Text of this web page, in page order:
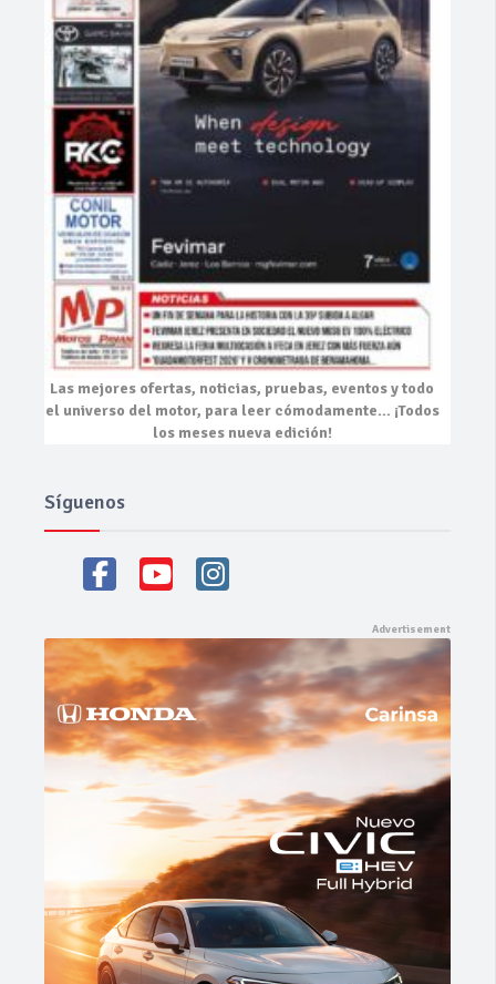
Las mejores ofertas, noticias, pruebas, eventosy todo
el universo del motor, para leer cómodamente… ¡Todos
los meses nueva edición!
Síguenos